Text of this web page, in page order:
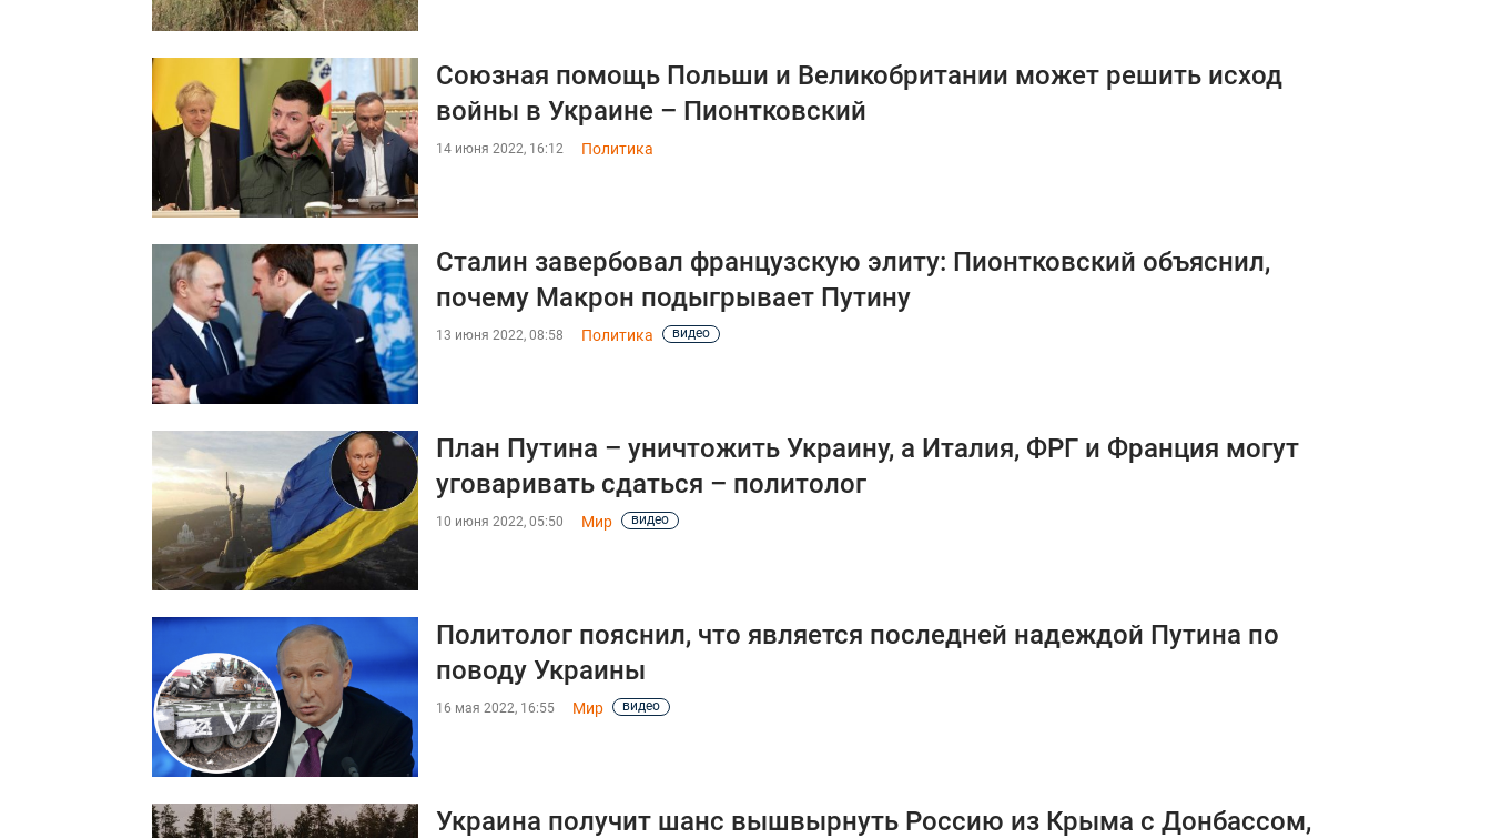
Союзная помощь Польши и Великобритании может решить исход
войны в Украине – Пионтковский
14 июня 2022, 16:12 Политика
Сталин завербовал французскую элиту: Пионтковский объяснил,
почему Макрон подыгрывает Путину
13 июня 2022, 08:58 Политика видео
План Путина – уничтожить Украину, а Италия, ФРГ и Франция могут
уговаривать сдаться – политолог
10 июня 2022, 05:50 Мир видео
Политолог пояснил, что является последней надеждой Путина по
поводу Украины
16 мая 2022, 16:55 Мир видео
Украина получит шанс вышвырнуть Россию из Крыма с Донбассом,